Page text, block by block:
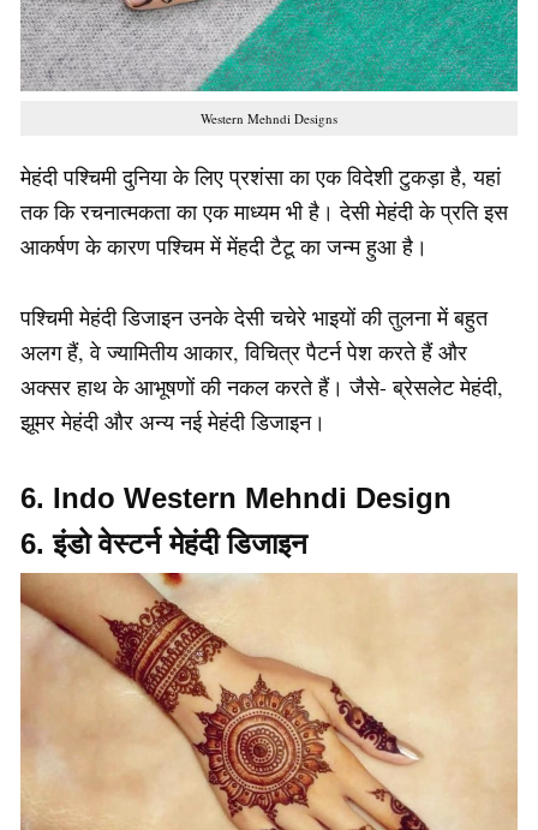
Western Mehndi Designs
मेहंदी पश्चिमी दुनिया के लिए प्रशंसा का एक विदेशी टुकड़ा है, यहां
तक ​​कि रचनात्मकता का एक माध्यम भी है। देसी मेहंदी के प्रति इस
आकर्षण के कारण पश्चिम में मेंहदी टैटू का जन्म हुआ है।
पश्चिमी मेहंदी डिजाइन उनके देसी चचेरे भाइयों की तुलना में बहुत
अलग हैं, वे ज्यामितीय आकार, विचित्र पैटर्न पेश करते हैं और
अक्सर हाथ के आभूषणों की नकल करते हैं। जैसे- ब्रेसलेट मेहंदी,
झूमर मेहंदी और अन्य नई मेहंदी डिजाइन।
6. Indo Western Mehndi Design
6. इंडो वेस्टर्न मेहंदी डिजाइन